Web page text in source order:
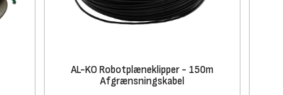
AL-KO Robotplæneklipper - 150m
Afgrænsningskabel